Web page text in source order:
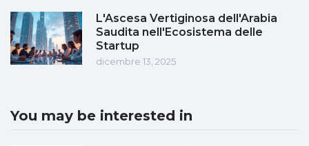
L'Ascesa Vertiginosa dell'Arabia
Saudita nell'Ecosistema delle
Startup
dicembre 13, 2025
You may be interested in